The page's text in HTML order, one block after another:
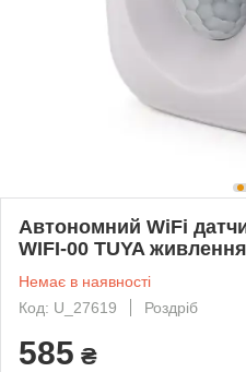
Автономний WiFi
WIFI-00 TUYA
Немає в наявності
Код: U_27619
Роздріб
585 ₴